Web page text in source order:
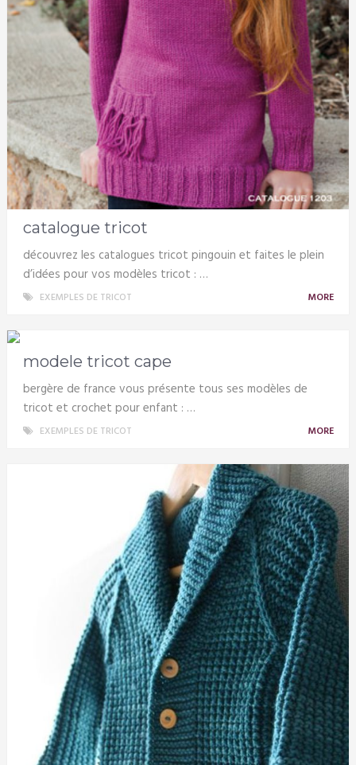
catalogue tricot
découvrez les catalogues tricot pingouin et faites le plein
d’idées pour vos modèles tricot : …
EXEMPLES DE TRICOT MORE
modele tricot cape
bergère de france vous présente tous ses modèles de
tricot et crochet pour enfant : …
EXEMPLES DE TRICOT MORE